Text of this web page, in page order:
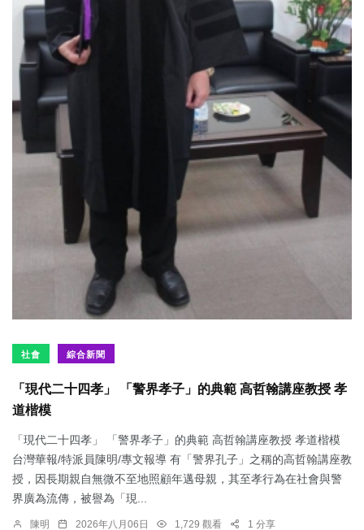
社會 綜合新聞
「現代二十四孝」 「警界孝子」的典範 高哲翰講座教授 孝
道楷模
「現代二十四孝」 「警界孝子」的典範 高哲翰講座教授 孝道楷模
台灣華報/特派員陳明/專文報導 有「警界孔子」之稱的高哲翰講座教
授，因長期親自無微不至地照顧年邁母親，其至孝行為在社會與警
界廣為流傳，被譽為「現...
陳明 2026年八月06日 1,729 觀看 1 分享